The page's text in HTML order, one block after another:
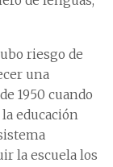
riesgo de
una
1950 cuando
educación
la escuela los